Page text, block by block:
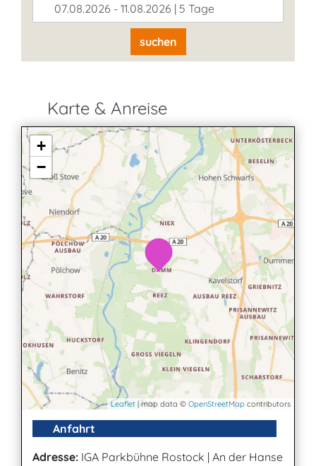
07.08.2026 - 11.08.2026 | 5 Tage
suchen
Karte & Anreise
+
−
Leaflet | map data © OpenStreetMap contributors
Anfahrt
Adresse: IGA Parkbühne Rostock | An der Hanse